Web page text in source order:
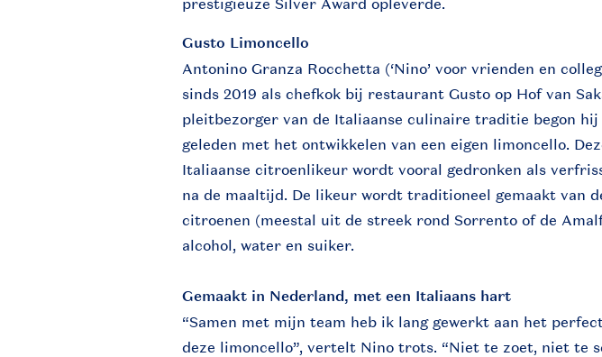
prestigieuze Silver Award opleverde.
Gusto Limoncello
Antonino Granza Rocchetta (‘Nino’ voor vrienden en
sinds 2019 als chefkok bij restaurant Gusto op Hof van
pleitbezorger van de Italiaanse culinaire traditie begon hij
geleden met het ontwikkelen van een eigen limoncello.
Italiaanse citroenlikeur wordt vooral gedronken als
na de maaltijd. De likeur wordt traditioneel gemaakt van
citroenen (meestal uit de streek rond Sorrento of de
alcohol, water en suiker.
Gemaakt in Nederland, met een Italiaans hart
“Samen met mijn team heb ik lang gewerkt aan het
deze limoncello”, vertelt Nino trots. “Niet te zoet, niet te